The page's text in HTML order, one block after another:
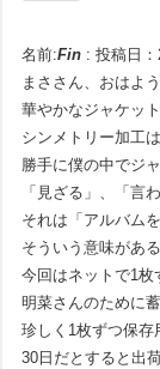
名前:Fin : 投稿日
まささん、おはよ
華やかなジャケット
シンメトリー加工
勝手に僕の中でジ
「見ざる」、「言
それは「アルバム
そういう意味があ
今回はネットで1枚
明菜さんのために
珍しく1枚ずつ保存
30日だとすると出